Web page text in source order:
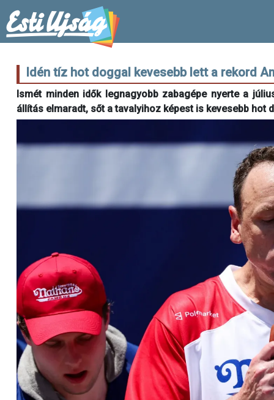
Idén tíz hot doggal kevesebb lett a rekord
Ismét minden idők legnagyobb zabagépe nyerte a
állítás elmaradt, sőt a tavalyihoz képest is kevesebb hot